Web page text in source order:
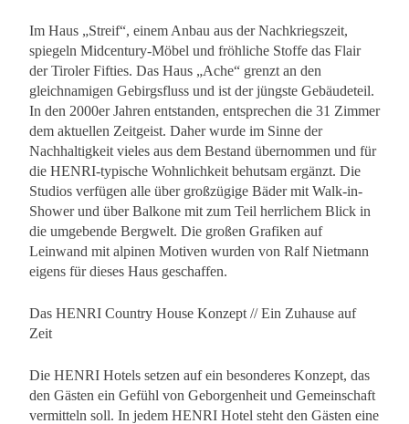
Im Haus „Streif“, einem Anbau aus der Nachkriegszeit,
spiegeln Midcentury-Möbel und fröhliche Stoffe das Flair
der Tiroler Fifties. Das Haus „Ache“ grenzt an den
gleichnamigen Gebirgsfluss und ist der jüngste Gebäudeteil.
In den 2000er Jahren entstanden, entsprechen die 31 Zimmer
dem aktuellen Zeitgeist. Daher wurde im Sinne der
Nachhaltigkeit vieles aus dem Bestand übernommen und für
die HENRI-typische Wohnlichkeit behutsam ergänzt. Die
Studios verfügen alle über großzügige Bäder mit Walk-in-
Shower und über Balkone mit zum Teil herrlichem Blick in
die umgebende Bergwelt. Die großen Grafiken auf
Leinwand mit alpinen Motiven wurden von Ralf Nietmann
eigens für dieses Haus geschaffen.
Das HENRI Country House Konzept // Ein Zuhause auf
Zeit
Die HENRI Hotels setzen auf ein besonderes Konzept, das
den Gästen ein Gefühl von Geborgenheit und Gemeinschaft
vermitteln soll. In jedem HENRI Hotel steht den Gästen eine